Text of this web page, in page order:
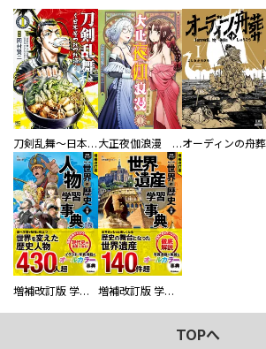
刀剣乱舞～日本号つれづれ酒～ 大正夜伽浪漫 －金曜日の花嫁—オーディンの舟葬
増補改訂版 学研まんが NEW世界の歴史 別巻 人物学習事典 増補改訂版 学研まんが NEW世界の歴史 別巻 世界遺産学習事典
TOPへ